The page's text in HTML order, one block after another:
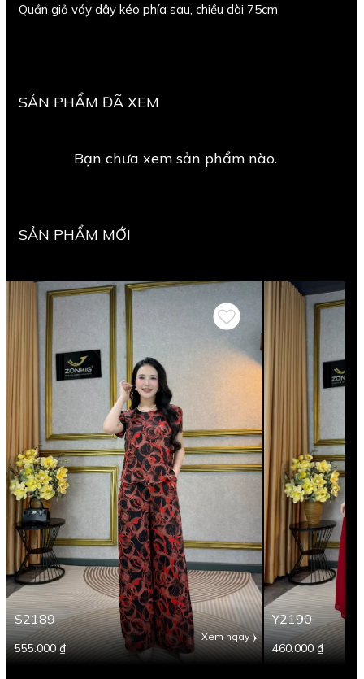
Quần giả váy dây kéo phía sau, chiều dài 75cm
SẢN PHẨM ĐÃ XEM
Bạn chưa xem sản phẩm nào.
SẢN PHẨM MỚI
555.000 ₫
Xem ngay
S2189
460.000 ₫
Y2190